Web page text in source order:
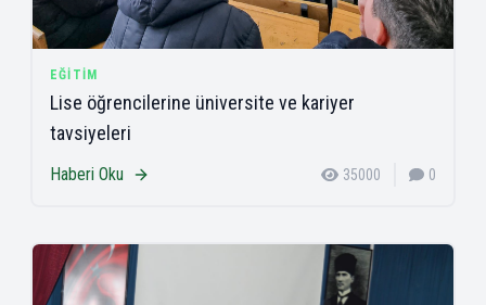
EĞITIM
Lise öğrencilerine üniversite ve kariyer
tavsiyeleri
Haberi Oku 35000 0